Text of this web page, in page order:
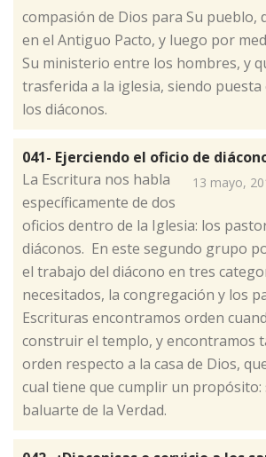
compasión de Dios para Su pueblo,
en el Antiguo Pacto, y luego por
Su ministerio entre los hombres, y
trasferida a la iglesia, siendo
los diáconos.
041- Ejerciendo el oficio de
13 mayo,
La Escritura nos habla
específicamente de dos
oficios dentro de la Iglesia: los
diáconos. En este segundo grupo
el trabajo del diácono en tres
necesitados, la congregación y los
Escrituras encontramos orden
construir el templo, y encontramos
orden respecto a la casa de Dios,
cual tiene que cumplir un propósito:
baluarte de la Verdad.